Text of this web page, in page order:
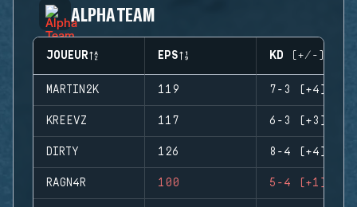
ALPHA TEAM
JOUEUR EPS KD (+/-)
MARTIN2K 119 7-3 (+4)
KREEVZ 117 6-3 (+3)
DIRTY 126 8-4 (+4)
RAGN4R 100 5-4 (+1)